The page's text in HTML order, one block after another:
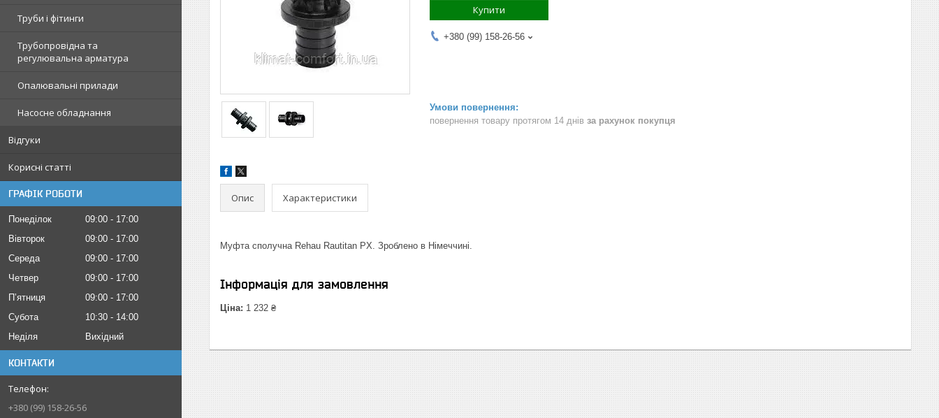
Труби і фітинги
Трубопровідна та
регулювальна арматура
Опалювальні прилади
Насосне обладнання
Відгуки
Корисні статті
ГРАФІК РОБОТИ
Понеділок 09:00
17:00
Вівторок
09:00
17:00
Середа
09:00
17:00
Четвер
09:00
17:00
Пʼятниця
09:00
17:00
Субота
10:30
14:00
Неділя
Вихідний
КОНТАКТИ
+380 (99) 158-26-56
Купити
+380 (99) 158-26-56
повернення товару протягом 14 днів за рахунок покупця
Опис Характеристики
Муфта сполучна Rehau Rautitan PX. Зроблено в Німеччині.
Інформація для замовлення
Ціна: 1 232 ₴